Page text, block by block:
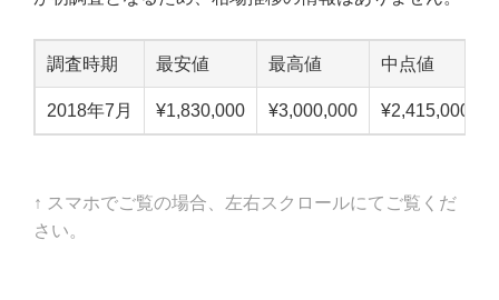
調査時期 最安値 最高値 中点値
2018年7月 ¥1,830,000 ¥3,000,000 ¥2,415,000
↑ スマホでご覧の場合、左右スクロールにてご覧くだ
さい。